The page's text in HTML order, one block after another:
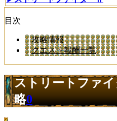
目次
攻略情報
クエスト報酬一覧
ストリートファ
略0